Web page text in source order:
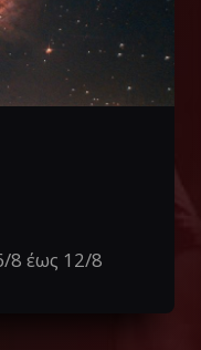
8 έως 12/8